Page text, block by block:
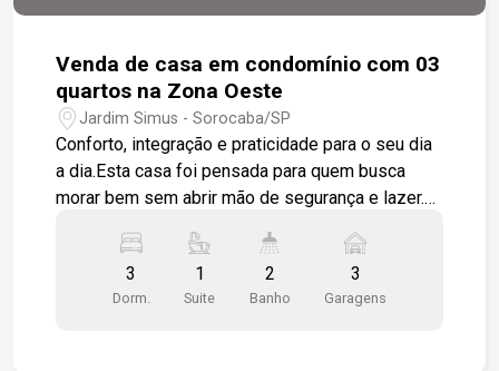
Venda de casa em condomínio com 03
quartos na Zona Oeste
Jardim Simus - Sorocaba/SP
Conforto, integração e praticidade para o seu dia
a dia.Esta casa foi pensada para quem busca
morar bem sem abrir mão de segurança e lazer.
Oeste de Sorocaba, com portaria 24h e lazer
completo.Os ambientes 3 dormitórios, sendo 1
suíte com closet. Os quartos recebem piso em
3
Dorm.
1
Suite
2
Banho
3
Garagens